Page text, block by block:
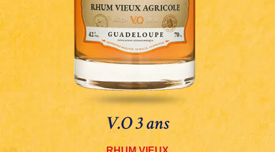
V.O 3 ans